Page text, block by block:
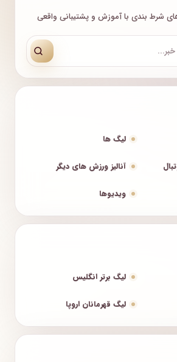
شرط بندی با آموزش و پشتیبانی واقعی
لیگ ها
آنالیز ورزش های دیگر
ویدیوها
لیگ برتر انگلیس
لیگ قهرمانان اروپا